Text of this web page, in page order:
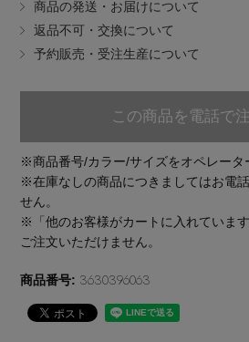
チャーム・ストラップ
EDITOR'S CLOSET
メルマガ PICKUP
PERSONAL COLOR
エディター厳選ギフト
商品の発送・お届けについて
返品不可・交換について
予約販売・受注生産について
この商品を電話で
※商品番号/カラー/サイズをオペレータ
※在庫なしの商品につきましてはお電
せん。
※「他のお客様がカートに入れていま
ご注文いただけません。
商品番号: 3630396063